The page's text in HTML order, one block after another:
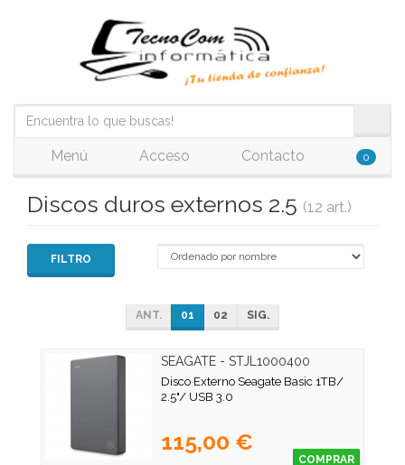
Menú Acceso Contacto 0
Discos duros externos 2.5 (12 art.)
FILTRO
ANT. 01 02 SIG.
SEAGATE - STJL1000400
Disco Externo Seagate Basic 1TB/
2.5"/ USB 3.0
115,00 €
COMPRAR